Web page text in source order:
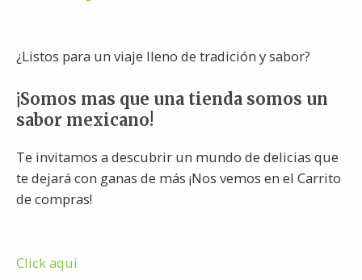
¿Listos para un viaje lleno de tradición y sabor?
¡Somos mas que una tienda somos un
sabor mexicano!
Te invitamos a descubrir un mundo de delicias que
te dejará con ganas de más ¡Nos vemos en el Carrito
de compras!
Click aqui